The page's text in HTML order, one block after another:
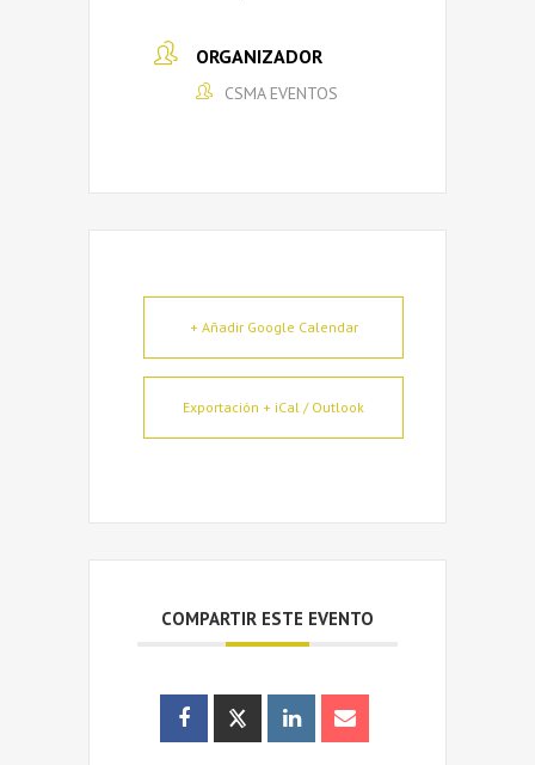
ORGANIZADOR
CSMA EVENTOS
+ Añadir Google Calendar
Exportación + iCal / Outlook
COMPARTIR ESTE EVENTO